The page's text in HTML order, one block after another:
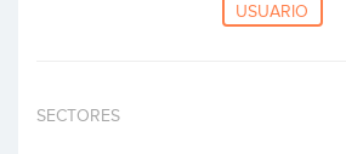
USUARIO
SECTORES